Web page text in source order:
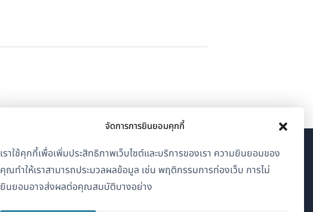
จัดการการยินยอมคุกกี้
เราใช้คุกกี้เพื่อเพิ่มประสิทธิภาพเว็บไซต์และบริการของเรา ความยินยอมของ
คุณทำให้เราสามารถประมวลผลข้อมูล เช่น พฤติกรรมการท่องเว็บ การไม่
ยินยอมอาจส่งผลต่อคุณสมบัติบางอย่าง
เกี่ยวกับ WPML
GDPR และนโยบายความเป็นส่วนตัว